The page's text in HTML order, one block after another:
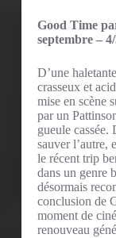
Good Time
septembre –
D’une
crasseux et
mise en scène
par un
gueule cassée.
sauver l’autre,
le récent trip
dans un genre
désormais
conclusion de
moment de
renouveau